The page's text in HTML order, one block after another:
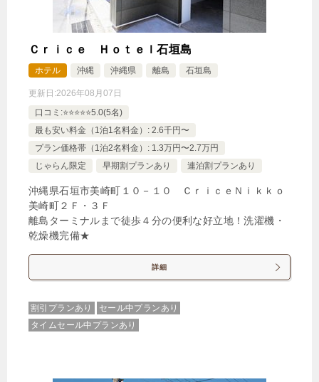
男性専用ドミトリー 13時チェックアウトのんびり
プラン
その他 🍴食事なし IN 15:00- OUT-13:00
1泊
大人1名 合計（税込）
3,000円
じゃらんで確認する
2名様簡易個室 13時チェックアウトのんびりプラン
Ｃｒｉｃｅ Ｈｏｔｅｌ石垣島
ホテル 沖縄 沖縄県 離島 石垣島
更新日:2026年08月07日
口コミ:⭐️⭐️⭐️⭐️⭐️5.0(5名)
最も安い料金（1泊1名料金）: 2.6千円〜
プラン価格帯（1泊2名料金）: 1.3万円〜2.7万円
じゃらん限定
早期割プランあり 連泊割プランあり
沖縄県石垣市美崎町１０－１０ ＣｒｉｃｅＮｉｋｋｏ
美崎町２Ｆ・３Ｆ
離島ターミナルまで徒歩４分の便利な好立地！洗濯機・
乾燥機完備★
詳細
割引プランあり
セール中プランあり
タイムセール中プランあり